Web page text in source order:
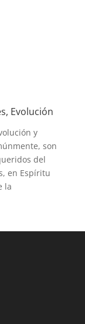
Evolución
y
son
del
en Espíritu
la